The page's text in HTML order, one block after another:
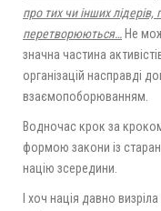
про тих чи інших лідерів,
перетворюються… Не
значна частина
організацій насправді
взаємопоборюванням.
Водночас крок за
формою закони із
націю зсередини.
І хоч нація давно